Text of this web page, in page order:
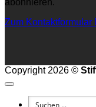
Zum Kontaktformular
Copyright 2026 ©